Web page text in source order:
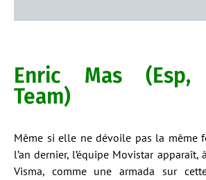
Enric Mas (Esp,
Team)
Même si elle ne dévoile pas la même
l’an dernier, l’équipe Movistar apparaît,
Visma, comme une armada sur